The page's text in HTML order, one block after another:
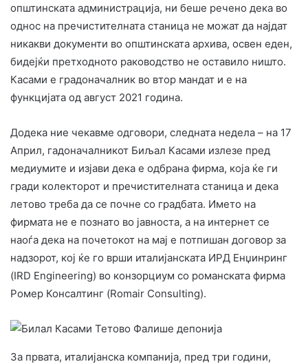
општинската администрација, ни беше речено дека во
однос на пречистителната станица не можат да најдат
никакви документи во општинската архива, освен еден,
бидејќи претходното раководство не оставило ништо.
Касами е градоначалник во втор мандат и е на
функцијата од август 2021 година.
Додека ние чекавме одговори, следната недела – на 17
Април, гадоначалникот Биљал Касами излезе пред
медиумите и изјави дека е одбрана фирма, која ќе ги
гради колекторот и пречистителната станица и дека
летово треба да се почне со градбата. Името на
фирмата не е познато во јавноста, а на интернет се
наоѓа дека на почетокот на мај е потпишан договор за
надзорот, кој ќе го врши италијанската ИРД Енџинринг
(IRD Engineering) во конзорциум со романската фирма
Ромер Консалтинг (Romair Consulting).
За првата, италијанска компанија, пред три години,